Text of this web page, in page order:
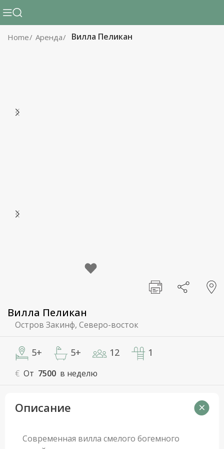
Home Аренда Вилла Пеликан
Вилла Пеликан
Остров Закинф, Северо-восток
5+ 5+ 12 1
€ От 7500 в неделю
Описание
Современная вилла смелого богемного